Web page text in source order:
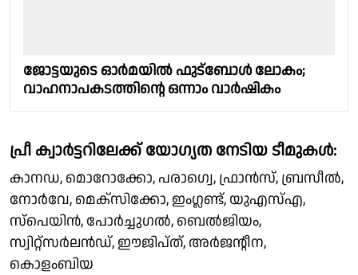
ജോട്ടയുടെ ഓർമയിൽ ഫുട്ബോൾ ലോകം;
വാഹനാപകടത്തിൻ്റെ ഒന്നാം വാർഷികം
പ്രീ ക്വാര്‍ട്ടറിലേക്ക് യോഗ്യത നേടിയ ടീമുകള്‍:
കാനഡ, മൊറോക്കോ, പരാഗ്വെ, ഫ്രാന്‍സ്, ബ്രസീല്‍,
നോര്‍വേ, മെക്സിക്കോ, ഇംഗ്ലണ്ട്, യുഎസ്എ,
സ്‌പെയിന്‍, പോര്‍ച്ചുഗല്‍, ബെല്‍ജിയം,
സ്വിറ്റ്‌സര്‍ലന്‍ഡ്, ഈജിപ്ത്, അര്‍ജൻ്റീന,
കൊളംബിയ